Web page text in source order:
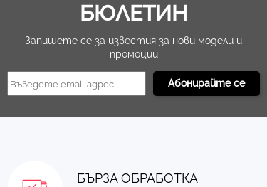
БЮЛЕТИН
Запишете се за известия за нови модели и
промоции
БЪРЗА ОБРАБОТКА